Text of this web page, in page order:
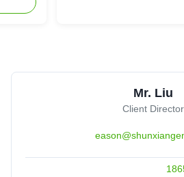
Mr. Liu
Client Director